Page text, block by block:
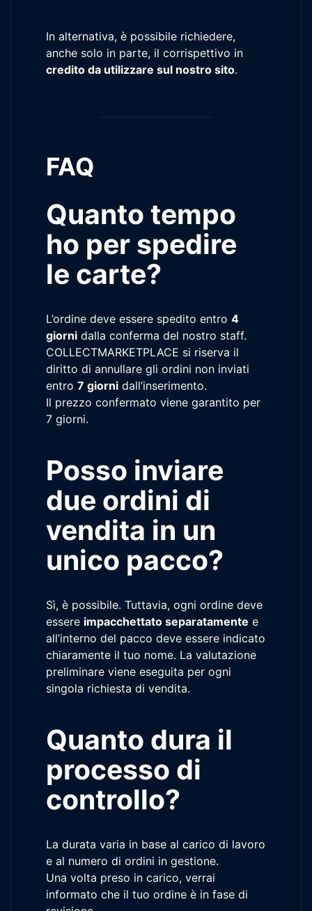
In alternativa, è possibile richiedere,
anche solo in parte, il corrispettivo in
credito da utilizzare sul nostro sito.
FAQ
Quanto tempo
ho per spedire
le carte?
L’ordine deve essere spedito entro 4
giorni dalla conferma del nostro staff.
COLLECTMARKETPLACE si riserva il
diritto di annullare gli ordini non inviati
entro 7 giorni dall’inserimento.
Il prezzo confermato viene garantito per
7 giorni.
Posso inviare
due ordini di
vendita in un
unico pacco?
Sì, è possibile. Tuttavia, ogni ordine deve
essere impacchettato separatamente e
all’interno del pacco deve essere indicato
chiaramente il tuo nome. La valutazione
preliminare viene eseguita per ogni
singola richiesta di vendita.
Quanto dura il
processo di
controllo?
La durata varia in base al carico di lavoro
e al numero di ordini in gestione.
Una volta preso in carico, verrai
informato che il tuo ordine è in fase di